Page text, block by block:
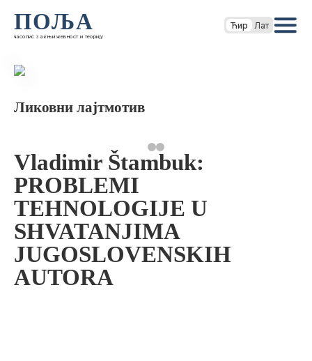
ПОЉА
часопис за књижевност и теорију
Ћир Лат
Ликовни лајтмотив
Vladimir Štambuk:
PROBLEMI
TEHNOLOGIJE U
SHVATANJIMA
JUGOSLOVENSKIH
AUTORA